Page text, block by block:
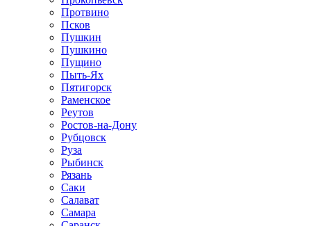
Протвино
Псков
Пушкин
Пушкино
Пущино
Пыть-Ях
Пятигорск
Раменское
Реутов
Ростов-на-Дону
Рубцовск
Руза
Рыбинск
Рязань
Саки
Салават
Самара